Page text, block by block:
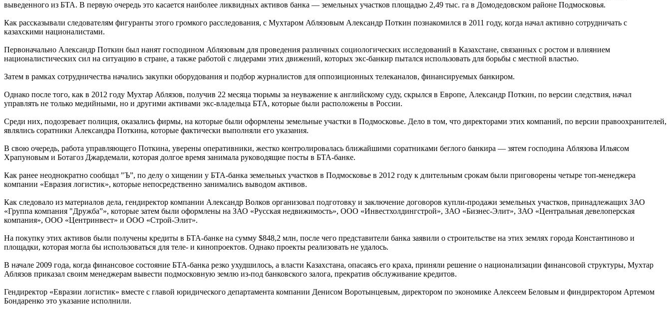
выведенного из БТА. В первую очередь это касается наиболее ликвидных активов банка — земельных участков площадью 2,49 тыс. га в Домодедовском районе Подмосковья.
Как рассказывали следователям фигуранты этого громкого расследования, с Мухтаром Аблязовым Александр Поткин познакомился в 2011 году, когда начал активно сотрудничать с
казахскими националистами.
Первоначально Александр Поткин был нанят господином Аблязовым для проведения различных социологических исследований в Казахстане, связанных с ростом и влиянием
националистических сил на ситуацию в стране, а также работой с лидерами этих движений, которых экс-банкир пытался использовать для борьбы с местной властью.
Затем в рамках сотрудничества начались закупки оборудования и подбор журналистов для оппозиционных телеканалов, финансируемых банкиром.
Однако после того, как в 2012 году Мухтар Аблязов, получив 22 месяца тюрьмы за неуважение к английскому суду, скрылся в Европе, Александр Поткин, по версии следствия, начал
управлять не только медийными, но и другими активами экс-владельца БТА, которые были расположены в России.
Среди них, подозревает полиция, оказались фирмы, на которые были оформлены земельные участки в Подмосковье. Дело в том, что директорами этих компаний, по версии правоохранителей,
являлись соратники Александра Поткина, которые фактически выполняли его указания.
В свою очередь, работа управляющего Поткина, уверены оперативники, жестко контролировалась ближайшими соратниками беглого банкира — зятем господина Аблязова Ильясом
Храпуновым и Ботагоз Джардемали, которая долгое время занимала руководящие посты в БТА-банке.
Как ранее неоднократно сообщал "Ъ”, по делу о хищении у БТА-банка земельных участков в Подмосковье в 2012 году к длительным срокам были приговорены четыре топ-менеджера
компании «Евразия логистик», которые непосредственно занимались выводом активов.
Как следовало из материалов дела, гендиректор компании Александр Волков организовал подготовку и заключение договоров купли-продажи земельных участков, принадлежащих ЗАО
«Группа компания "Дружба”», которые затем были оформлены на ЗАО «Русская недвижимость», ООО «Инвестхолдингстрой», ЗАО «Бизнес-Элит», ЗАО «Центральная девелоперская
компания», ООО «Центринвест» и ООО «Строй-Элит».
На покупку этих активов были получены кредиты в БТА-банке на сумму $848,2 млн, после чего представители банка заявили о строительстве на этих землях города Константиново и
площадки, которая могла бы использоваться для теле- и кинопроектов. Однако проекты реализовать не удалось.
В начале 2009 года, когда финансовое состояние БТА-банка резко ухудшилось, а власти Казахстана, опасаясь его краха, приняли решение о национализации финансовой структуры, Мухтар
Аблязов приказал своим менеджерам вывести подмосковную землю из-под банковского залога, прекратив обслуживание кредитов.
Гендиректор «Евразии логистик» вместе с главой юридического департамента компании Денисом Воротынцевым, директором по экономике Алексеем Беловым и финдиректором Артемом
Бондаренко это указание исполнили.